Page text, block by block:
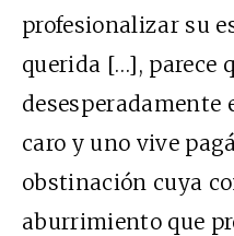
profesionalizar su
querida […], parece
desesperadamente
caro y uno vive
obstinación cuya
aburrimiento que